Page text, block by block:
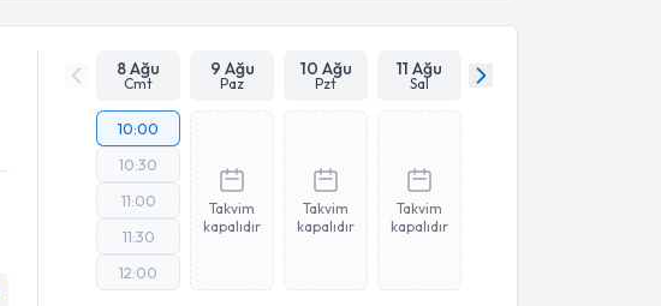
8 Ağu
Cmt
9 Ağu
Paz
10 Ağu
Pzt
11 Ağu
Sal
10:00
10:30
11:00
11:30
12:00
Takvim
kapalıdır
Takvim
kapalıdır
Takvim
kapalıdır